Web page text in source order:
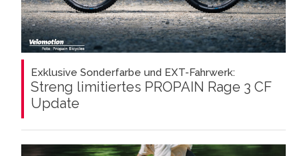
Exklusive Sonderfarbe und EXT-Fahrwerk:
Streng limitiertes PROPAIN Rage 3 CF
Update